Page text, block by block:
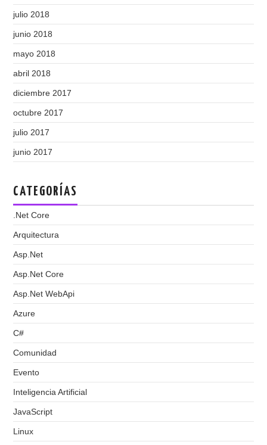
julio 2018
junio 2018
mayo 2018
abril 2018
diciembre 2017
octubre 2017
julio 2017
junio 2017
CATEGORÍAS
.Net Core
Arquitectura
Asp.Net
Asp.Net Core
Asp.Net WebApi
Azure
C#
Comunidad
Evento
Inteligencia Artificial
JavaScript
Linux